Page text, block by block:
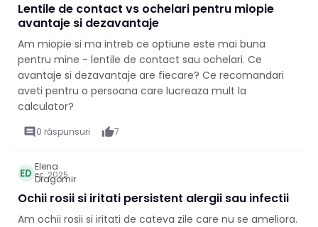
Lentile de contact vs ochelari pentru miopie
avantaje si dezavantaje
Am miopie si ma intreb ce optiune este mai buna
pentru mine - lentile de contact sau ochelari. Ce
avantaje si dezavantaje are fiecare? Ce recomandari
aveti pentru o persoana care lucreaza mult la
calculator?
comment 0 răspunsuri thumb_up7
ED Elena
Dragomir
16 dec. 2025
Ochii rosii si iritati persistent alergii sau infectii
Am ochii rosii si iritati de cateva zile care nu se ameliora.